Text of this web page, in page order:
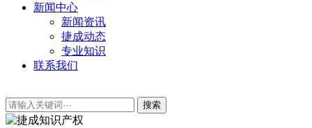
新闻中心
新闻资讯
捷成动态
专业知识
联系我们
搜索